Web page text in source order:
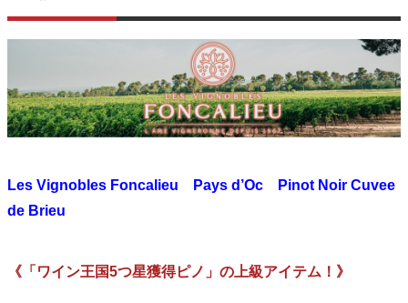
Les Vignobles Foncalieu Pays d’Oc Pinot Noir Cuvee
de Brieu
《「ワイン王国5つ星獲得ピノ」の上級アイテム！》